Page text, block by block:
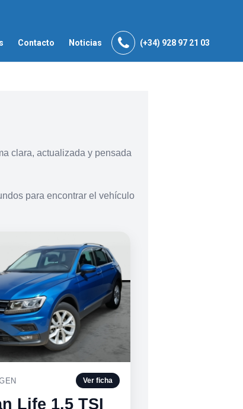
Contacto Noticias (+34) 928 97 21 03
clara, actualizada y pensada
para encontrar el vehículo
Ver ficha
Life 1.5 TSI